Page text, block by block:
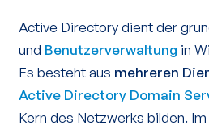
Active Directory dient der
und Benutzerverwaltung in
Es besteht aus mehreren
Active Directory Domain
Kern des Netzwerks bilden.